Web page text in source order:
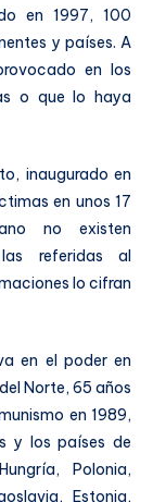
en 1997, 100
y países. A
en los
o que lo haya
inaugurado en
en unos 17
no existen
referidas al
lo cifran
en el poder en
Norte, 65 años
en 1989,
y los países de
Polonia,
Estonia,